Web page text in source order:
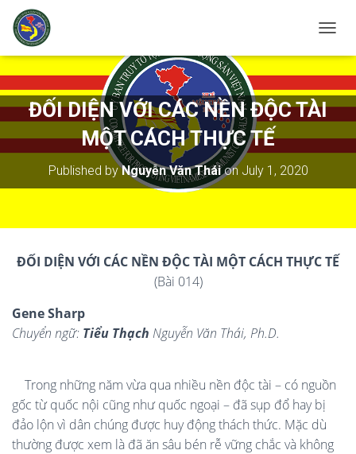
O
G
N
ĐỐI DIỆN VỚI CÁC NỀN ĐỘC TÀI
MỘT CÁCH THỰC TẾ
Published byNguyễn Văn Tháion July 1, 2020
ĐỐI DIỆN VỚI CÁC NỀN ĐỘC TÀI MỘT CÁCH THỰC TẾ
(Bài 014)
Gene Sharp
Chuyển ngữ: Tiểu Thạch Nguyễn Văn Thái, Ph.D.
Trong những năm vừa qua nhiều nền độc tài – có nguồn
gốc từ quốc nội cũng như quốc ngoại – đã sụp đổ hay bị
đảo lộn vì dân chúng được huy động thách thức. Mặc dù
thường được xem là đã ăn sâu bén rễ vững chắc và không